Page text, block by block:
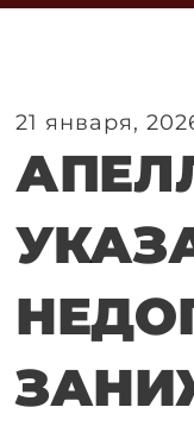
21 января,